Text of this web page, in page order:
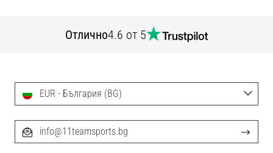
Отлично4.6 от 5
EUR - България (BG)
info@11teamsports.bg